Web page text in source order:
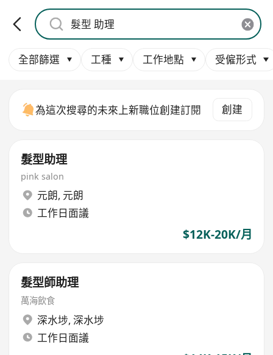
全部篩選 工種 工作地點 受僱形式
為這次搜尋的未來上新職位創建訂閱 創建
髮型助理
pink salon
元朗, 元朗
工作日面議
$12K-20K/月
髮型師助理
萬海飲食
深水埗, 深水埗
工作日面議